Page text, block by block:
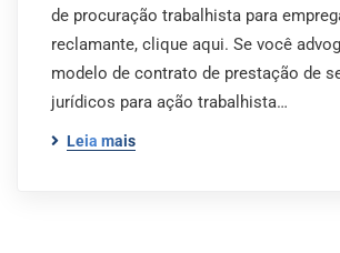
de procuração trabalhista para
reclamante, clique aqui. Se você
modelo de contrato de prestação de
jurídicos para ação trabalhista…
Leia mais